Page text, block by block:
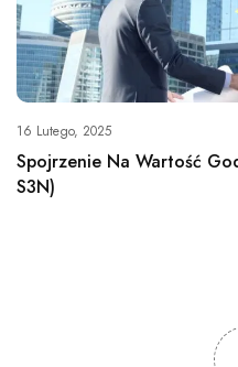
16 Lutego, 2025
Spojrzenie Na Wartość
S3N)